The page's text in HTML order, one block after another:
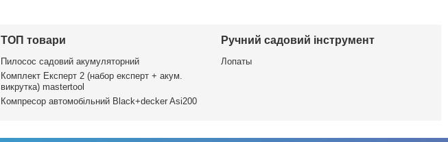
ТОП товари
Пилосос садовий акумуляторний
Комплект Експерт 2 (набор експерт + акум.
викрутка) mastertool
Компресор автомобільний Black+decker Asi200
Ручний садовий інструмент
Лопаты